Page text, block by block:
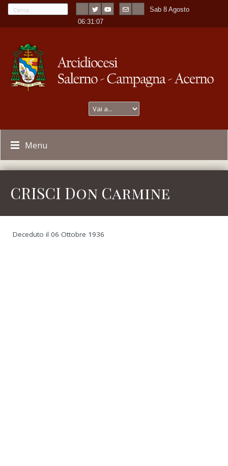
Sab 8 Agosto
-06:31:07
Menu
CRISCI Don Carmine
Deceduto il 06 Ottobre 1936